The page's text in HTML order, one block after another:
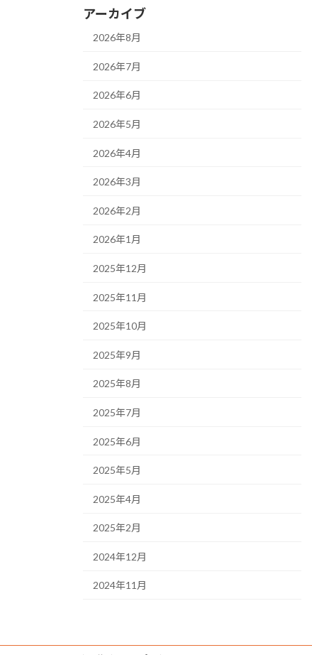
アーカイブ
2026年8月
2026年7月
2026年6月
2026年5月
2026年4月
2026年3月
2026年2月
2026年1月
2025年12月
2025年11月
2025年10月
2025年9月
2025年8月
2025年7月
2025年6月
2025年5月
2025年4月
2025年2月
2024年12月
2024年11月